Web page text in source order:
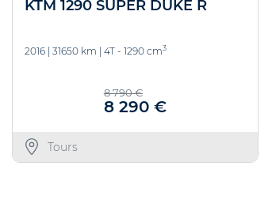
KTM 1290 SUPER DUKE R
2016 31650 km 4T - 1290 cm3
8 790 €
8 290 €
Tours